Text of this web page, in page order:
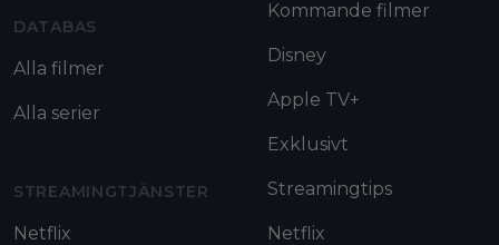
DATABAS
Alla filmer
Alla serier
STREAMINGTJÄNSTER
Netflix
Kommande filmer
Disney
Apple TV+
Exklusivt
Streamingtips
Netflix